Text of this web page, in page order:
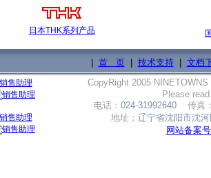
日本THK系列产品
首 页| 技术支持| 文档
CopyRight 2005 NINETOWNS
Please
电话： 024-31992640 传真
地址： 辽宁省沈阳市沈
网站备案